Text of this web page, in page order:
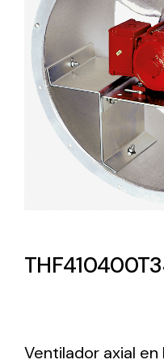
Lighting and
Equipment
Complete solutions in
material for each
Amplia gama de
Ventilador axial